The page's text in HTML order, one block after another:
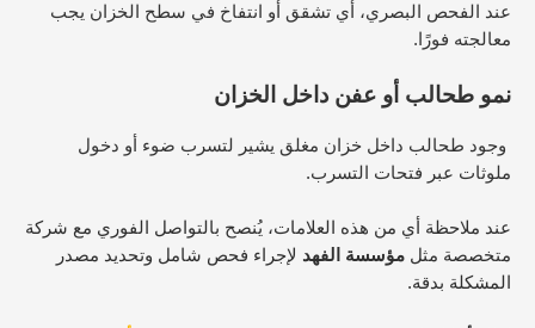
عند الفحص البصري، أي تشقق أو انتفاخ في سطح الخزان يجب
معالجته فورًا.
نمو طحالب أو عفن داخل الخزان
وجود طحالب داخل خزان مغلق يشير لتسرب ضوء أو دخول
ملوثات عبر فتحات التسرب.
عند ملاحظة أي من هذه العلامات، يُنصح بالتواصل الفوري مع شركة
متخصصة مثل مؤسسة الفهد لإجراء فحص شامل وتحديد مصدر
المشكلة بدقة.